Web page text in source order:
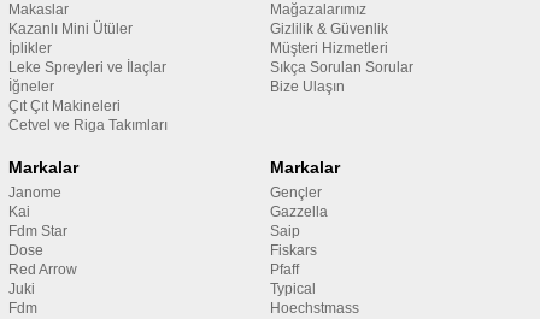
Makaslar
Kazanlı Mini Ütüler
İplikler
Leke Spreyleri ve İlaçlar
İğneler
Çıt Çıt Makineleri
Cetvel ve Riga Takımları
Mağazalarımız
Gizlilik & Güvenlik
Müşteri Hizmetleri
Sıkça Sorulan Sorular
Bize Ulaşın
Markalar
Janome
Kai
Fdm Star
Dose
Red Arrow
Juki
Fdm
Markalar
Gençler
Gazzella
Saip
Fiskars
Pfaff
Typical
Hoechstmass